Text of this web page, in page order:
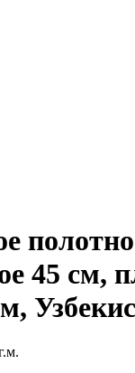
полотно
45 см,